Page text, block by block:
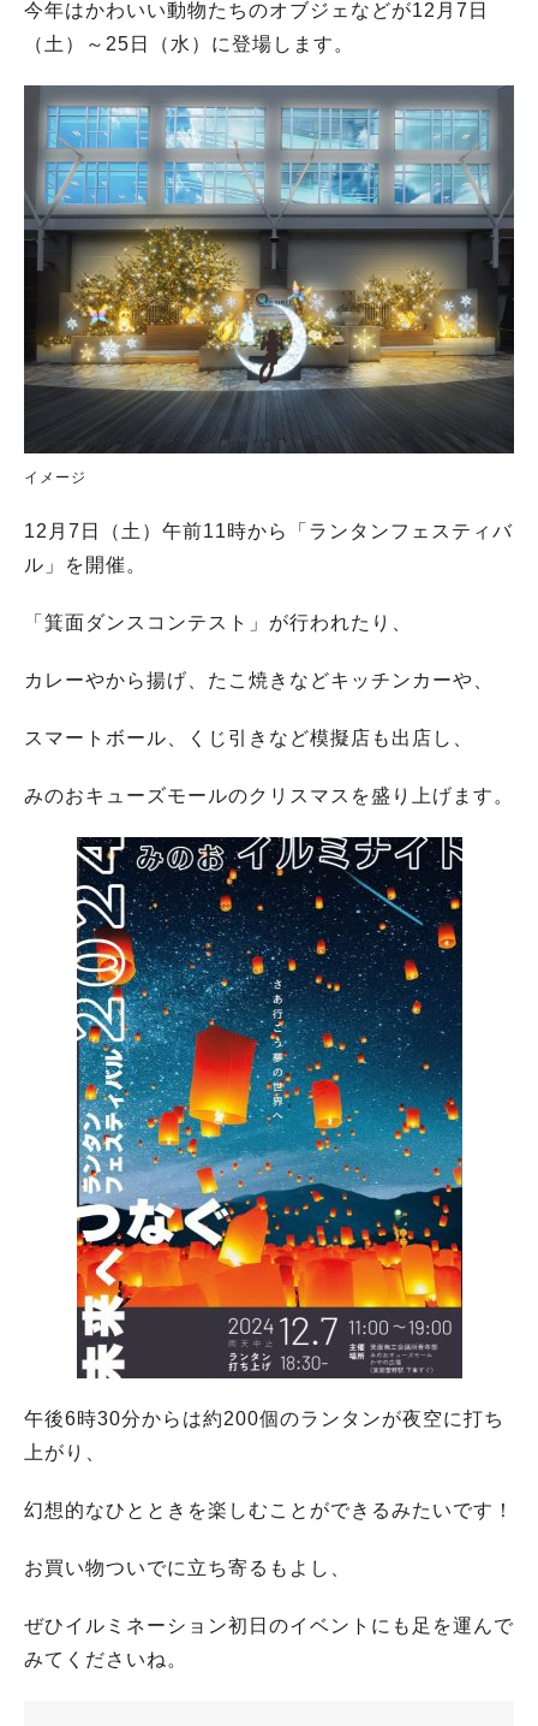
今年はかわいい動物たちのオブジェなどが12月7日
（土）～25日（水）に登場します。
イメージ
12月7日（土）午前11時から「ランタンフェスティバ
ル」を開催。
「箕面ダンスコンテスト」が行われたり、
カレーやから揚げ、たこ焼きなどキッチンカーや、
スマートボール、くじ引きなど模擬店も出店し、
みのおキューズモールのクリスマスを盛り上げます。
午後6時30分からは約200個のランタンが夜空に打ち
上がり、
幻想的なひとときを楽しむことができるみたいです！
お買い物ついでに立ち寄るもよし、
ぜひイルミネーション初日のイベントにも足を運んで
みてくださいね。